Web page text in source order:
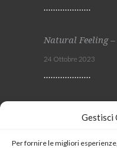
Gestisci
Per fornire le migliori
Natural Feeling –
24 Ottobre 2023